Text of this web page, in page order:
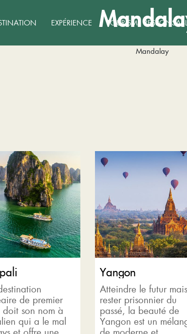
EXPÉRIENCE TOURISME
de premier
son nom à
qui a le mal
Yangon
Atteindre le futur mais
rester prisonnier du
passé, la beauté de
Yangon est un